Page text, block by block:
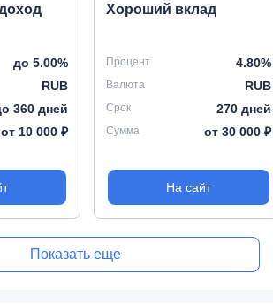
до 5.00%
RUB
360 дней
от 10 000 ₽
Хороший вклад
Процент 4.80%
Валюта RUB
Срок 270 дней
Сумма от 30 000 ₽
На сайт
Показать еще